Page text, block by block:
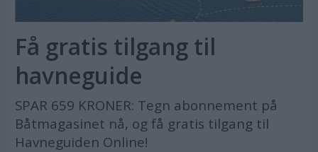
Få gratis tilgang til
havneguide
SPAR 659 KRONER: Tegn abonnement på
Båtmagasinet nå, og få gratis tilgang til
Havneguiden Online!